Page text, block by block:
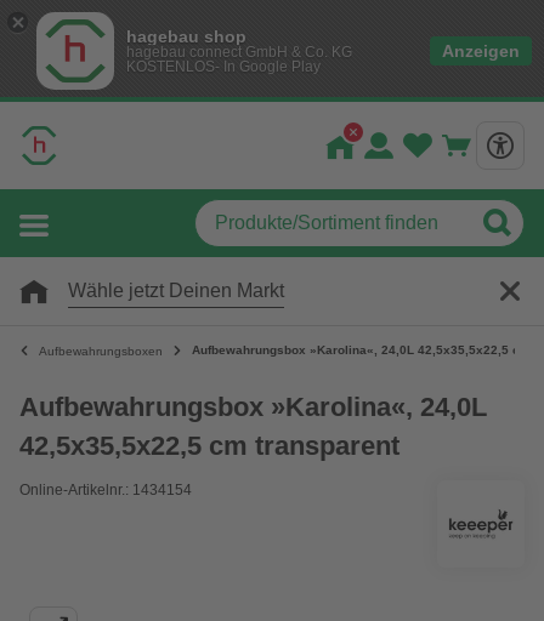
hagebau shop
hagebau connect GmbH & Co. KG
KOSTENLOS- In Google Play
Anzeigen
Wähle jetzt Deinen Markt
Aufbewahrungsboxen Aufbewahrungsbox »Karolina«, 24,0L 42,5x35,5x22,5 cm
Aufbewahrungsbox »Karolina«, 24,0L
42,5x35,5x22,5 cm transparent
Online-Artikelnr.: 1434154